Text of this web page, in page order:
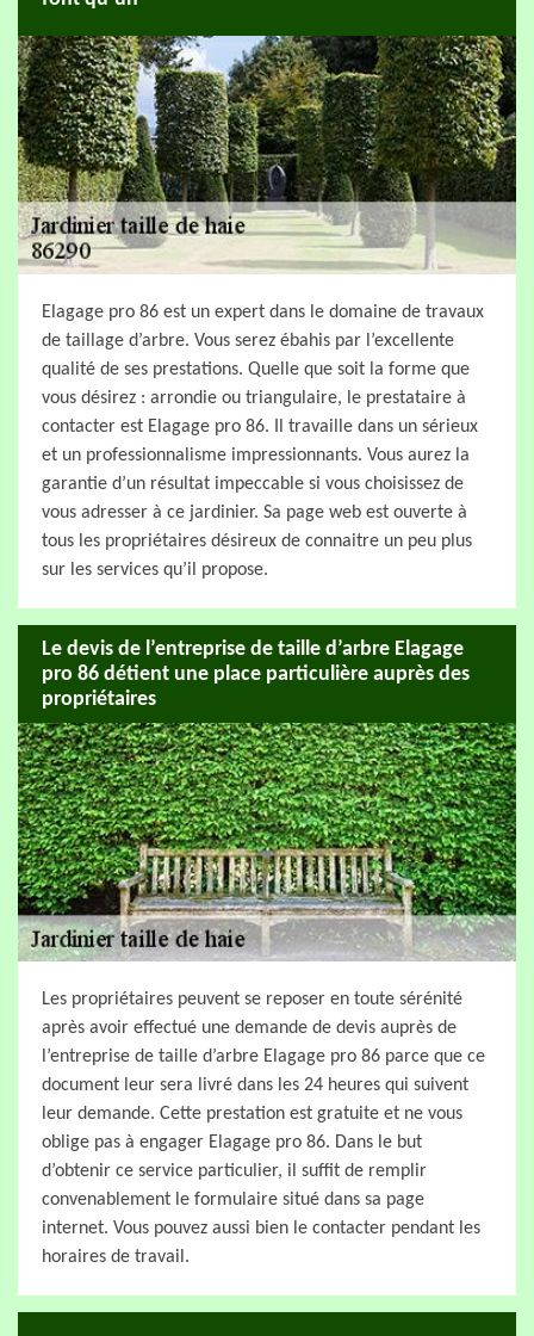
Elagage pro 86 est un expert dans le domaine de travaux
de taillage d’arbre. Vous serez ébahis par l’excellente
qualité de ses prestations. Quelle que soit la forme que
vous désirez : arrondie ou triangulaire, le prestataire à
contacter est Elagage pro 86. Il travaille dans un sérieux
et un professionnalisme impressionnants. Vous aurez la
garantie d’un résultat impeccable si vous choisissez de
vous adresser à ce jardinier. Sa page web est ouverte à
tous les propriétaires désireux de connaitre un peu plus
sur les services qu’il propose.
Le devis de l’entreprise de taille d’arbre Elagage
pro 86 détient une place particulière auprès des
propriétaires
Les propriétaires peuvent se reposer en toute sérénité
après avoir effectué une demande de devis auprès de
l’entreprise de taille d’arbre Elagage pro 86 parce que ce
document leur sera livré dans les 24 heures qui suivent
leur demande. Cette prestation est gratuite et ne vous
oblige pas à engager Elagage pro 86. Dans le but
d’obtenir ce service particulier, il suffit de remplir
convenablement le formulaire situé dans sa page
internet. Vous pouvez aussi bien le contacter pendant les
horaires de travail.